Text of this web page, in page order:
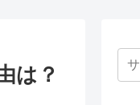
は？